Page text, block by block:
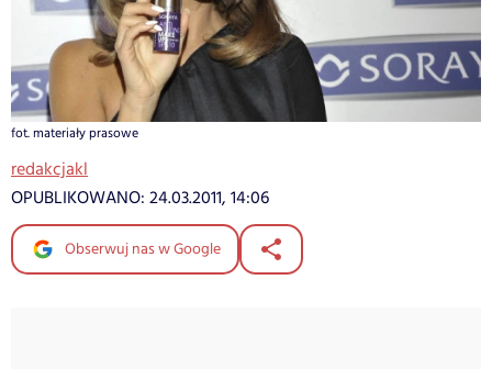
fot. materiały prasowe
redakcjakl
OPUBLIKOWANO: 24.03.2011, 14:06
Obserwuj nas w Google